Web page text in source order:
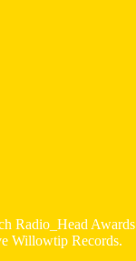
Radio_Head
Willowtip Records.